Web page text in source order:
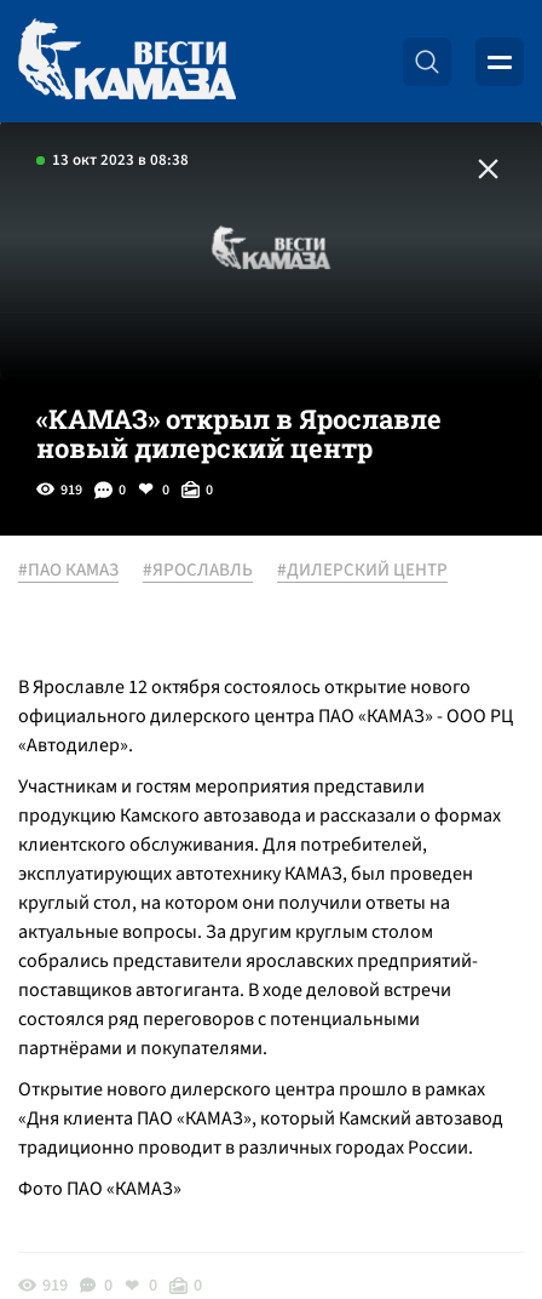
13 окт 2023 в 08:38
«КАМАЗ» открыл в Ярославле
новый дилерский центр
919 0 0 0
#ПАО КАМАЗ #ЯРОСЛАВЛЬ #ДИЛЕРСКИЙ ЦЕНТР
В Ярославле 12 октября состоялось открытие нового
официального дилерского центра ПАО «КАМАЗ» - ООО РЦ
«Автодилер».
Участникам и гостям мероприятия представили
продукцию Камского автозавода и рассказали о формах
клиентского обслуживания. Для потребителей,
эксплуатирующих автотехнику КАМАЗ, был проведен
круглый стол, на котором они получили ответы на
актуальные вопросы. За другим круглым столом
собрались представители ярославских предприятий-
поставщиков автогиганта. В ходе деловой встречи
состоялся ряд переговоров с потенциальными
партнёрами и покупателями.
Открытие нового дилерского центра прошло в рамках
«Дня клиента ПАО «КАМАЗ», который Камский автозавод
традиционно проводит в различных городах России.
Фото ПАО «КАМАЗ»
919 0 0 0